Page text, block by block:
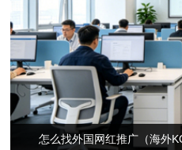
怎么找外国网红推广（海外